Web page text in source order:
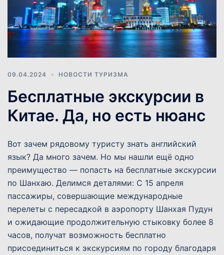
09.04.2024 НОВОСТИ ТУРИЗМА
Бесплатные экскурсии в
Китае. Да, но есть нюанс
Вот зачем рядовому туристу знать английский
язык? Да много зачем. Но мы нашли ещё одно
преимущество — попасть на бесплатные экскурсии
по Шанхаю. Делимся деталями: С 15 апреля
пассажиры, совершающие международные
перелеты с пересадкой в аэропорту Шанхая Пудун
и ожидающие продолжительную стыковку более 8
часов, получат возможность бесплатно
присоединиться к экскурсиям по городу благодаря